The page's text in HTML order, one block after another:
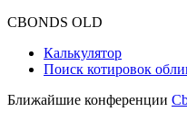
CBONDS OLD
Калькулятор
Поиск котировок
Ближайшие конференции